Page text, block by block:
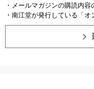
・メールマガジンの購読内容
・南江堂が発行している「